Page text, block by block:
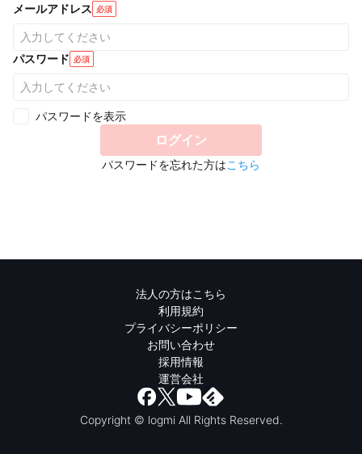
メールアドレス 必須
パスワード 必須
パスワードを表示
ログイン
パスワードを忘れた方はこちら
法人の方はこちら
利用規約
プライバシーポリシー
お問い合わせ
採用情報
運営会社
Copyright © logmi All Rights Reserved.